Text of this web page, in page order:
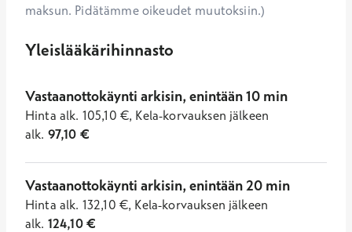
maksun. Pidätämme oikeudet muutoksiin.)
Yleislääkärihinnasto
Vastaanottokäynti arkisin, enintään 10 min
Hinta alk. 105,10 €, Kela-korvauksen jälkeen
alk. 97,10 €
Vastaanottokäynti arkisin, enintään 20 min
Hinta alk. 132,10 €, Kela-korvauksen jälkeen
alk. 124,10€